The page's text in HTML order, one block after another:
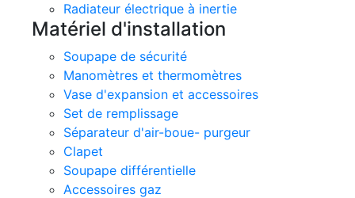
Radiateur électrique à inertie
Matériel d'installation
Soupape de sécurité
Manomètres et thermomètres
Vase d'expansion et accessoires
Set de remplissage
Séparateur d'air-boue- purgeur
Clapet
Soupape différentielle
Accessoires gaz